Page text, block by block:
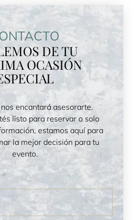
DE TU
OCASIÓN
encantará asesorarte.
listo para reservar o solo
estamos aquí para
la mejor decisión para tu
evento.